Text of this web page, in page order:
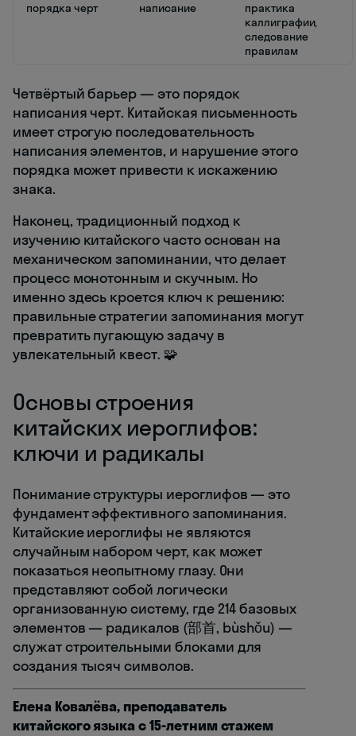
порядка черт
написание
практика
каллиграфии,
следование
правилам
Четвёртый барьер — это порядок
написания черт. Китайская письменность
имеет строгую последовательность
написания элементов, и нарушение этого
порядка может привести к искажению
знака.
Наконец, традиционный подход к
изучению китайского часто основан на
механическом запоминании, что делает
процесс монотонным и скучным. Но
именно здесь кроется ключ к решению:
правильные стратегии запоминания могут
превратить пугающую задачу в
увлекательный квест. 🧩
Основы строения
китайских иероглифов:
ключи и радикалы
Понимание структуры иероглифов — это
фундамент эффективного запоминания.
Китайские иероглифы не являются
случайным набором черт, как может
показаться неопытному глазу. Они
представляют собой логически
организованную систему, где 214 базовых
элементов — радикалов (部首, bùshǒu) —
служат строительными блоками для
создания тысяч символов.
Елена Ковалёва, преподаватель
китайского языка с 15-летним стажем